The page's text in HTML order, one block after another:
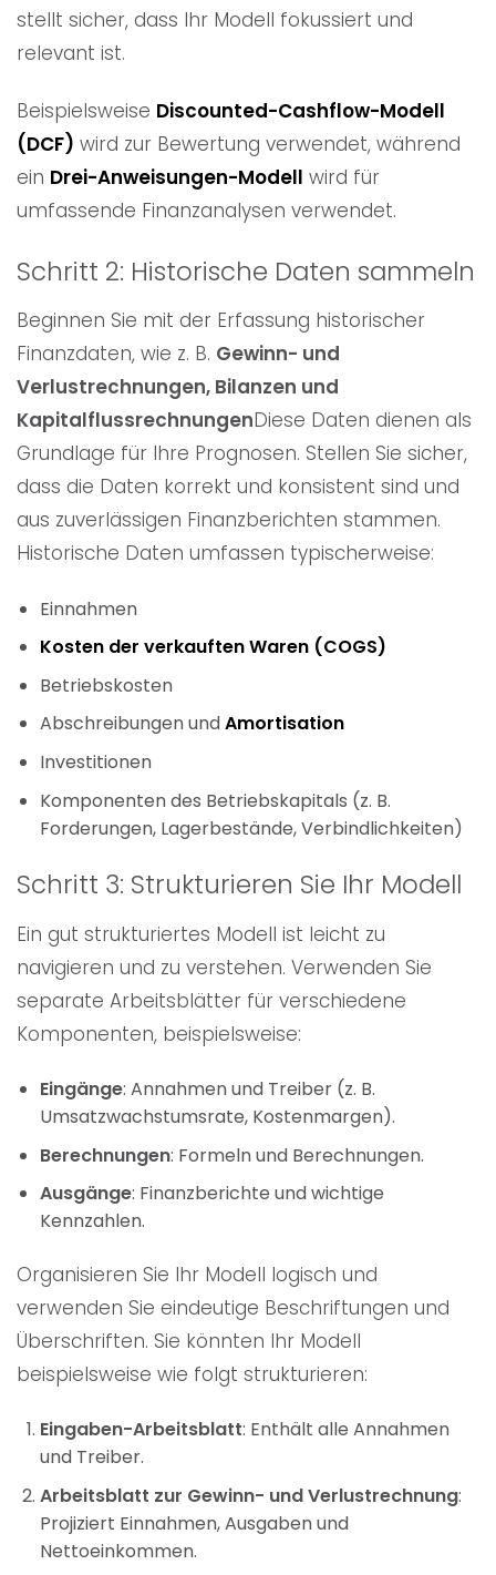
stellt sicher, dass Ihr Modell fokussiert und
relevant ist.
Beispielsweise Discounted-Cashflow-Modell
(DCF) wird zur Bewertung verwendet, während
ein Drei-Anweisungen-Modell wird für
umfassende Finanzanalysen verwendet.
Schritt 2: Historische Daten sammeln
Beginnen Sie mit der Erfassung historischer
Finanzdaten, wie z. B. Gewinn- und
Verlustrechnungen, Bilanzen und
KapitalflussrechnungenDiese Daten dienen als
Grundlage für Ihre Prognosen. Stellen Sie sicher,
dass die Daten korrekt und konsistent sind und
aus zuverlässigen Finanzberichten stammen.
Historische Daten umfassen typischerweise:
Einnahmen
Kosten der verkauften Waren (COGS)
Betriebskosten
Abschreibungen undAmortisation
Investitionen
Komponenten des Betriebskapitals (z. B.
Forderungen, Lagerbestände, Verbindlichkeiten)
Schritt 3: Strukturieren Sie Ihr Modell
Ein gut strukturiertes Modell ist leicht zu
navigieren und zu verstehen. Verwenden Sie
separate Arbeitsblätter für verschiedene
Komponenten, beispielsweise:
Eingänge: Annahmen und Treiber (z. B.
Umsatzwachstumsrate, Kostenmargen).
Berechnungen: Formeln und Berechnungen.
Ausgänge: Finanzberichte und wichtige
Kennzahlen.
Organisieren Sie Ihr Modell logisch und
verwenden Sie eindeutige Beschriftungen und
Überschriften. Sie könnten Ihr Modell
beispielsweise wie folgt strukturieren:
Eingaben-Arbeitsblatt: Enthält alle Annahmen
und Treiber.
Arbeitsblatt zur Gewinn- und Verlustrechnung:
Projiziert Einnahmen, Ausgaben und
Nettoeinkommen.